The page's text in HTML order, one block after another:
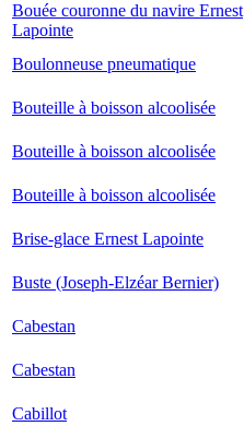
Bouée couronne du navire Ernest
Lapointe
Boulonneuse pneumatique
Bouteille à boisson alcoolisée
Bouteille à boisson alcoolisée
Bouteille à boisson alcoolisée
Brise-glace Ernest Lapointe
Buste (Joseph-Elzéar Bernier)
Cabestan
Cabestan
Cabillot